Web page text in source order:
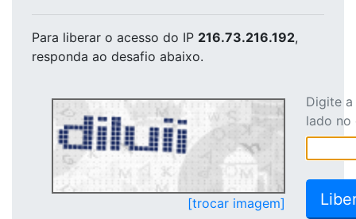
Para liberar o acesso do IP 216.73.216.192,
responda ao desafio abaixo.
[trocar imagem]
Digite
lado no